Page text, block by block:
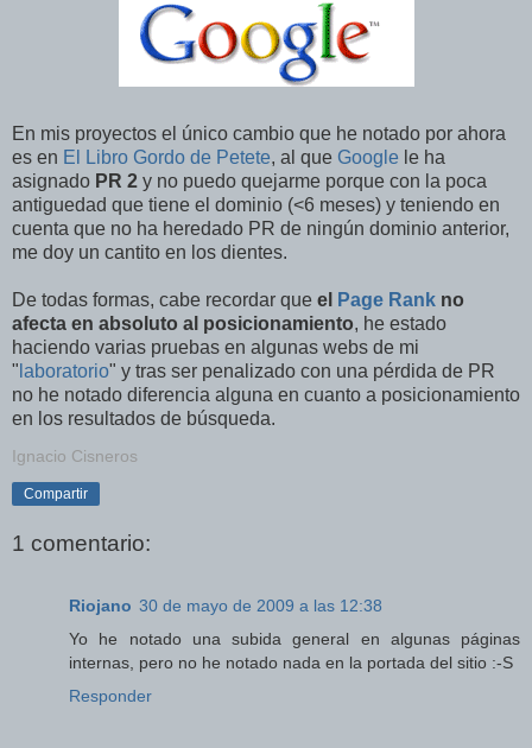
En mis proyectos el único cambio que he notado por ahora
es en El Libro Gordo de Petete, al que Google le ha
asignado PR 2 y no puedo quejarme porque con la poca
antiguedad que tiene el dominio (<6 meses) y teniendo en
cuenta que no ha heredado PR de ningún dominio anterior,
me doy un cantito en los dientes.
De todas formas, cabe recordar que el Page Rank no
afecta en absoluto al posicionamiento, he estado
haciendo varias pruebas en algunas webs de mi
" laboratorio" y tras ser penalizado con una pérdida de PR
no he notado diferencia alguna en cuanto a posicionamiento
en los resultados de búsqueda.
Ignacio Cisneros
Compartir
1 comentario:
Riojano 30 de mayo de 2009 a las 12:38
Yo he notado una subida general en algunas páginas
internas, pero no he notado nada en la portada del sitio :-S
Responder